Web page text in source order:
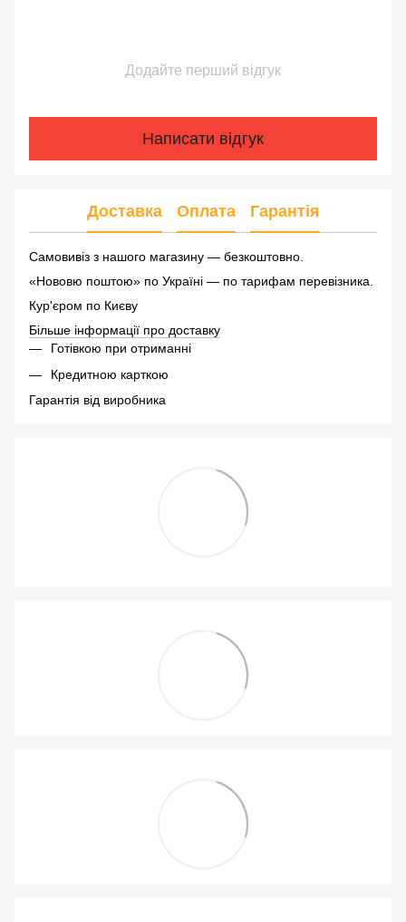
Додайте перший відгук
Написати відгук
Доставка Оплата Гарантія
Самовивіз з нашого магазину — безкоштовно.
«Нововю поштою» по Україні — по тарифам перевізника.
Кур'єром по Києву
Більше інформації про доставку
Готівкою при отриманні
Кредитною карткою
Гарантія від виробника